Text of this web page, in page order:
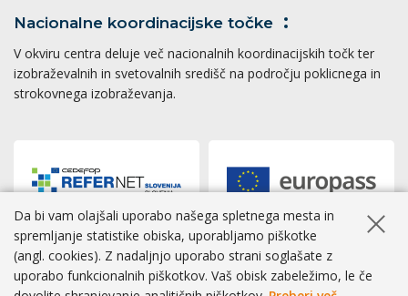
Nacionalne koordinacijske točke
V okviru centra deluje več nacionalnih koordinacijskih točk ter
izobraževalnih in svetovalnih središč na področju poklicnega in
strokovnega izobraževanja.
Dostopnost|Zasebnost|Piškotki
Skrij
Da bi vam olajšali uporabo našega spletnega mesta in
spremljanje statistike obiska, uporabljamo piškotke
(angl. cookies). Z nadaljnjo uporabo strani soglašate z
uporabo funkcionalnih piškotkov. Vaš obisk zabeležimo, le če